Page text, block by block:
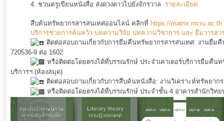
4. ชวนครูเขียนหนังสือ ส่งดวงดาวไปยังจักรวาล รายละเอียด
สืบค้นทรัพยากรสารสนเทศออนไลน์ คลิกที่ https://matrix.mcru.ac.th
บริการช่วยการค้นคว้า บทความวิจัย บทความวิชาการ และ ยืมวารส
ติดต่อสอบถามเกี่ยวกับการยืมคืนทรัพยากรสารสนเทศ: งานยืม
720536-9 ต่อ 1602
หรือติดต่อโดยตรงได้ที่บรรณรักษ์ ประจำเคาเตอร์บริการยืมคืน
บริการฯ (ห้องสมุด)
ติดต่อสอบถามเกี่ยวกับการสืบค้นหนังสือ: งานวิเคราะห์ทรัพยาก
หรือติดต่อโดยตรงได้ที่บรรณรักษ์ ประจำชั้น 4 อาคารสำนักวิทย